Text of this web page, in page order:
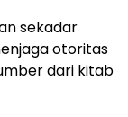
sekadar
otoritas
dari kitab